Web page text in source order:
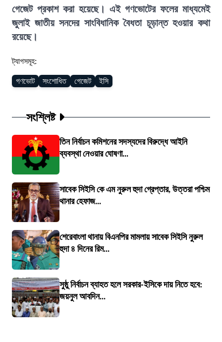
গেজেট প্রকাশ করা হয়েছে। এই গণভোটের ফলের মাধ্যমেই
জুলাই জাতীয় সনদের সাংবিধানিক বৈধতা চূড়ান্ত হওয়ার কথা
রয়েছে।
ট্যাগসমূহ:
গণভোট সংশোধিত গেজেট ইসি
সংশ্লিষ্ট
তিন নির্বাচন কমিশনের সদস্যদের বিরুদ্ধে আইনি
ব্যবস্থা নেওয়ার ঘোষণা...
সাবেক সিইসি কে এম নুরুল হুদা গ্রেপ্তার, উত্তরা পশ্চিম
থানার হেফাজ...
শেরেবাংলা থানায় বিএনপির মামলায় সাবেক সিইসি নুরুল
হুদা ৪ দিনের রিম...
সুষ্ঠু নির্বাচন ব্যাহত হলে সরকার-ইসিকে দায় নিতে হবে:
জয়নুল আবদিন...